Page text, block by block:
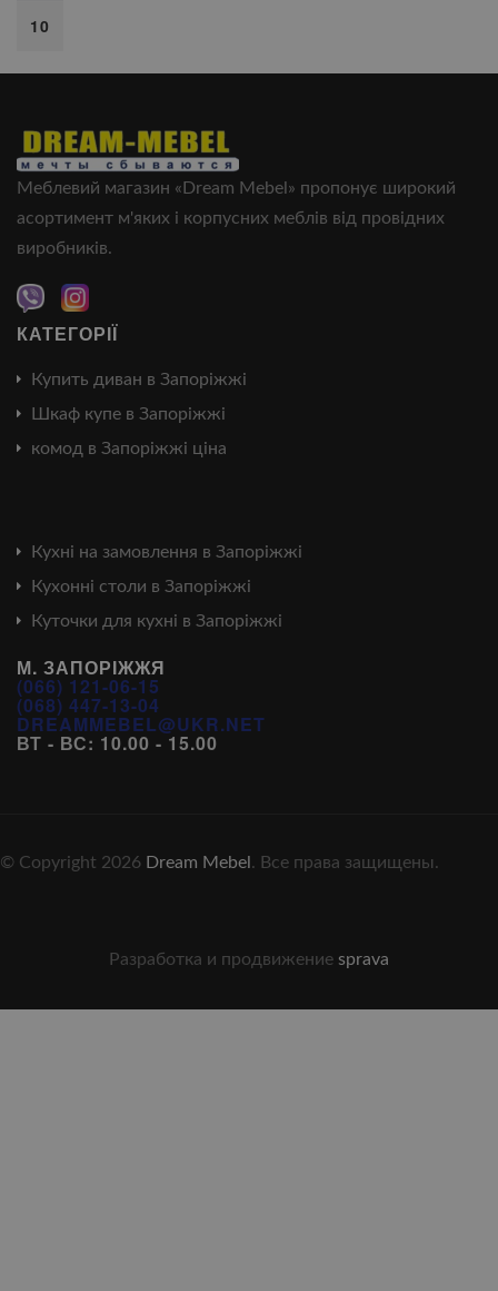
10
Меблевий магазин «Dream Mebel» пропонує широкий
асортимент м'яких і корпусних меблів від провідних
виробників.
КАТЕГОРІЇ
Купить диван в Запоріжжі
Шкаф купе в Запоріжжі
комод в Запоріжжі ціна
Кухні на замовлення в Запоріжжі
Кухонні столи в Запоріжжі
Куточки для кухні в Запоріжжі
М. ЗАПОРІЖЖЯ
(066) 121-06-15
(068) 447-13-04
DREAMMEBEL@UKR.NET
ВТ - ВС: 10.00 - 15.00
© Copyright 2026 Dream Mebel . Все права защищены.
Разработка и продвижение sprava